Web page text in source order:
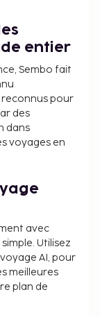
entier
Sembo fait
reconnus pour
des
dans
voyages en
avec
Utilisez
AI, pour
meilleures
plan de